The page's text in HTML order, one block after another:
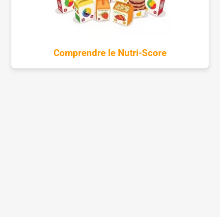
Comprendre le Nutri-Score